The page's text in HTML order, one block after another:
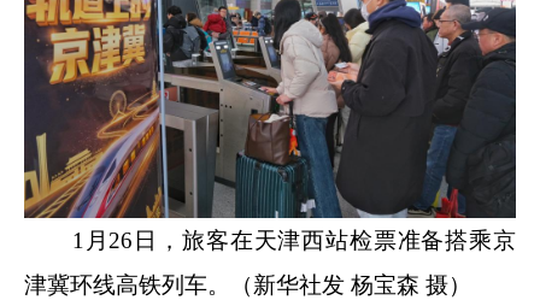
1月26日，旅客在天津西站检票准备搭乘京
津冀环线高铁列车。（新华社发 杨宝森 摄）